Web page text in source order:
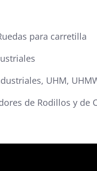
para carretilla
UHM,
de Rodillos y de